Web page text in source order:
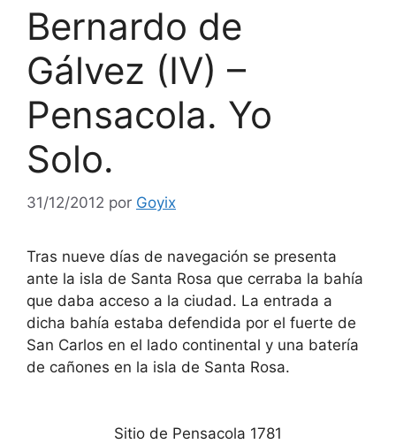
Bernardo de
Gálvez (IV) –
Pensacola. Yo
Solo.
31/12/2012 por Goyix
Tras nueve días de navegación se presenta
ante la isla de Santa Rosa que cerraba la bahía
que daba acceso a la ciudad. La entrada a
dicha bahía estaba defendida por el fuerte de
San Carlos en el lado continental y una batería
de cañones en la isla de Santa Rosa.
Sitio de Pensacola 1781